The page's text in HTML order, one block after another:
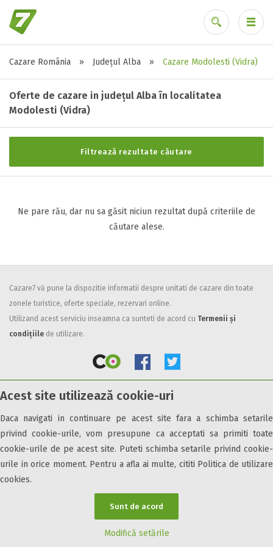
Acest site utilizează cookie-uri
Daca navigati in continuare pe acest site fara a schimba setarile
privind cookie-urile, vom presupune ca acceptati sa primiti toate
cookie-urile de pe acest site. Puteti schimba setarile privind cookie-
urile in orice moment. Pentru a afla ai multe, cititi Politica de utilizare
cookies.
Sunt de acord
Modifică setările
Cazare România » Județul Alba » Cazare Modolesti (Vidra)
Oferte de cazare in județul Alba în localitatea
Modolesti (Vidra)
Filtrează rezultate căutare
Stele / margarete
Neclasificat
1 stea / margareta
3 stele / margarete
4 stele / margarete
Selecteaza pretul
Facilități
Internet wireless
Parcare
All inclusive
Pensiune completa
Demipensiune
Mic dejun
Accepta animale
Accepta voucher vacanta
Acces persoane cu dizabilități
Ne pare rău, dar nu sa găsit niciun rezultat după criteriile de
căutare alese.
Cazare7 vă pune la dispozitie informatii despre unitati de cazare din toate
zonele turistice, oferte speciale, rezervari online.
Utilizand acest serviciu inseamna ca sunteti de acord cu Termenii și
condițiile de utilizare.
Obiective turistice Informații utile Parteneri Cazare7 Harta Cazare7